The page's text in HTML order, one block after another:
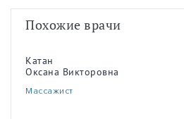
Похожие врачи
Катан
Оксана Викторовна
Массажист